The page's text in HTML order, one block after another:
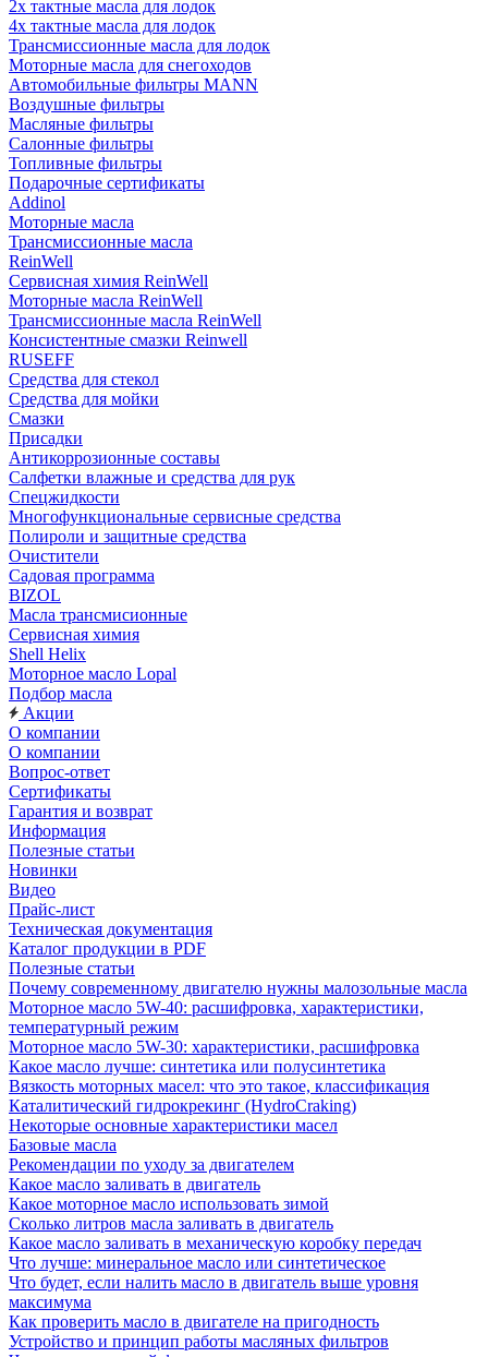
2х тактные масла для лодок
4х тактные масла для лодок
Трансмиссионные масла для лодок
Моторные масла для снегоходов
Автомобильные фильтры MANN
Воздушные фильтры
Масляные фильтры
Салонные фильтры
Топливные фильтры
Подарочные сертификаты
Addinol
Моторные масла
Трансмиссионные масла
ReinWell
Сервисная химия ReinWell
Моторные масла ReinWell
Трансмиссионные масла ReinWell
Консистентные смазки Reinwell
RUSEFF
Средства для стекол
Средства для мойки
Смазки
Присадки
Антикоррозионные составы
Салфетки влажные и средства для рук
Спецжидкости
Многофункциональные сервисные средства
Полироли и защитные средства
Очистители
Садовая программа
BIZOL
Масла трансмисионные
Сервисная химия
Shell Helix
Моторное масло Lopal
Подбор масла
Акции
О компании
О компании
Вопрос-ответ
Сертификаты
Гарантия и возврат
Информация
Полезные статьи
Новинки
Видео
Прайс-лист
Техническая документация
Каталог продукции в PDF
Полезные статьи
Почему современному двигателю нужны малозольные масла
Моторное масло 5W-40: расшифровка, характеристики,
температурный режим
Моторное масло 5W-30: характеристики, расшифровка
Какое масло лучше: синтетика или полусинтетика
Вязкость моторных масел: что это такое, классификация
Каталитический гидрокрекинг (НydroСraking)
Некоторые основные характеристики масел
Базовые масла
Рекомендации по уходу за двигателем
Какое масло заливать в двигатель
Какое моторное масло использовать зимой
Сколько литров масла заливать в двигатель
Какое масло заливать в механическую коробку передач
Что лучше: минеральное масло или синтетическое
Что будет, если налить масло в двигатель выше уровня
максимума
Как проверить масло в двигателе на пригодность
Устройство и принцип работы масляных фильтров